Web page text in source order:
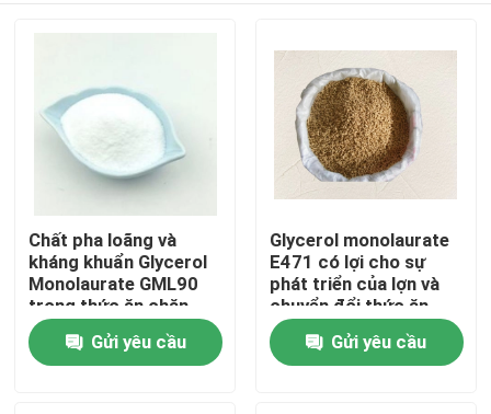
Trang chủ
Các sản phẩm
Chất pha loãng và
kháng khuẩn Glycerol
Monolaurate GML90
trong thức ăn chăn
nuôi
Gửi yêu cầu
Glycerol monolaurate
E471 có lợi cho sự
phát triển của lợn và
chuyển đổi thức ăn
Gửi yêu cầu